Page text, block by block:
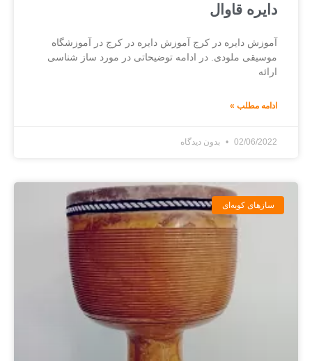
دایره قاوال
آموزش دایره در کرج آموزش دایره در کرج در آموزشگاه
موسیقی ملودی. در ادامه توضیحاتی در مورد ساز شناسی
ارائه
ادامه مطلب »
02/06/2022 بدون دیدگاه
سازهای کوبه‌ای